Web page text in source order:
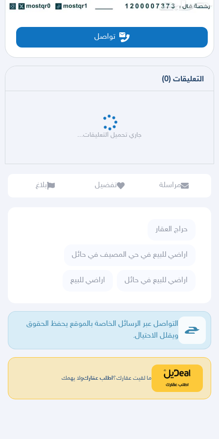
تواصل
التعليقات (
0
)
جاري تحميل التعليقات...
مراسلة تفضيل بلاغ
حراج العقار
اراضي للبيع في حي المصيف في حائل
اراضي للبيع في حائل اراضي للبيع
التواصل عبر الرسائل الخاصة بالموقع يحفظ الحقوق
ويقلل الاحتيال.
ما لقيت عقارك؟اطلب عقاركولا يهمك